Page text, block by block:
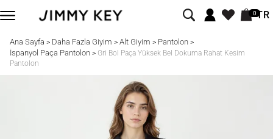
0TR
Ana Sayfa > Daha Fazla Giyim > Alt Giyim > Pantolon>
İspanyol Paça Pantolon> Gri Bol Paça Yüksek Bel Dokuma Rahat Kesim
Pantolon